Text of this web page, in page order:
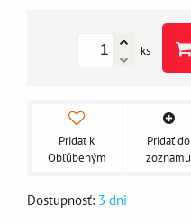
ks
Pridať k
Obľúbeným
Pridať do
zoznamu
Dostupnosť: 3 dni